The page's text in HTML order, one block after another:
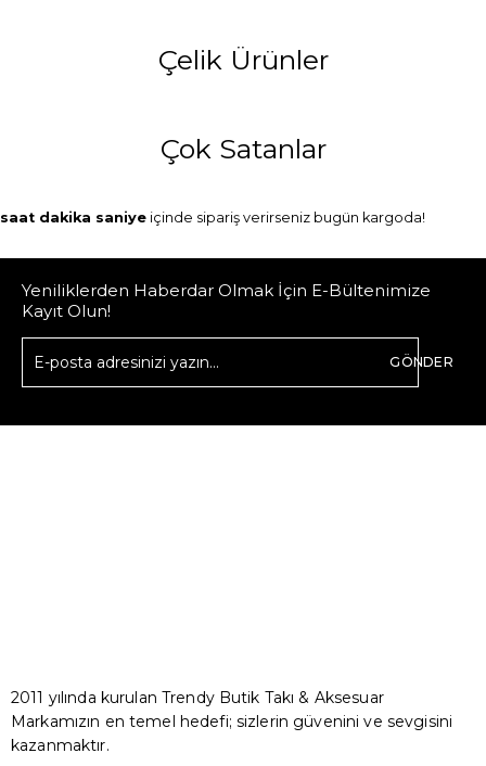
Çelik Ürünler
Çok Satanlar
saat dakika saniye içinde sipariş verirseniz bugün kargoda!
Yeniliklerden Haberdar Olmak İçin E-Bültenimize
Kayıt Olun!
GÖNDER
2011 yılında kurulan Trendy Butik Takı & Aksesuar
Markamızın en temel hedefi; sizlerin güvenini ve sevgisini
kazanmaktır.